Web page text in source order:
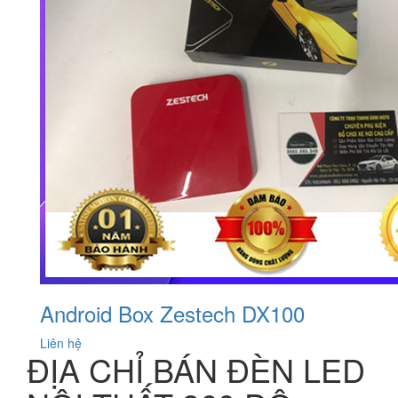
Android Box Zestech DX100
Liên hệ
ĐỊA CHỈ BÁN ĐÈN LED